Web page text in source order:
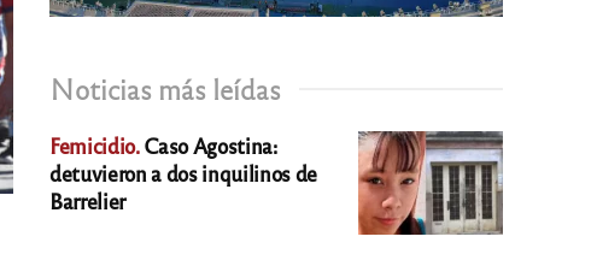
Noticias más leídas
Femicidio.Caso Agostina:
detuvieron a dos inquilinos de
Barrelier